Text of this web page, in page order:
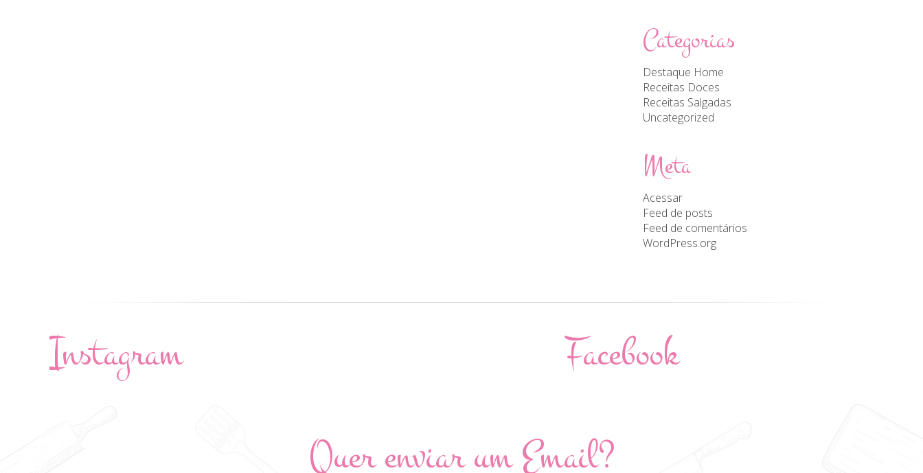
Categorias
Destaque Home
Receitas Doces
Receitas Salgadas
Uncategorized
Meta
Acessar
Feed de posts
Feed de comentários
WordPress.org
Instagram
Facebook
Quer enviar um Email?